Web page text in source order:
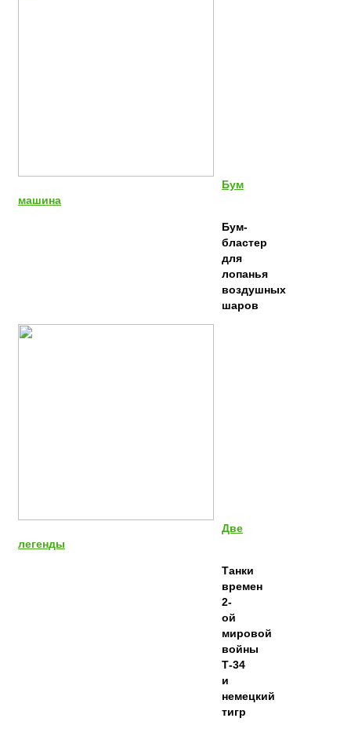
Бум
машина
Бум-
бластер
для
лопанья
воздушных
шаров
Две
легенды
Танки
времен
2-
ой
мировой
войны
Т-34
и
немецкий
тигр